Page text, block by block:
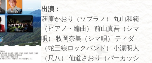
出演：
萩原かおり（ソプラノ） 丸山和範
（ピアノ・編曲） 前山真吾（シマ
唄） 牧岡奈美（シマ唄） ティダ
（蛇三線ロックバンド） 小濵明人
（尺八） 仙道さおり（パーカッシ